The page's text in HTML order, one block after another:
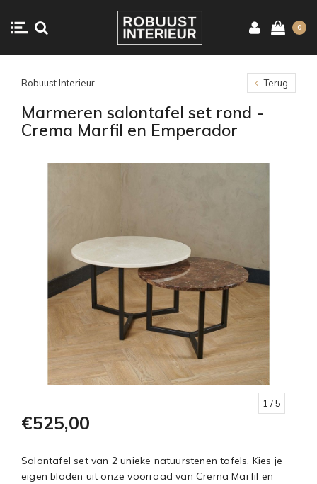
0
Robuust Interieur Terug
Marmeren salontafel set rond -
Crema Marfil en Emperador
1 / 5
€525,00
Salontafel set van 2 unieke natuurstenen tafels. Kies je
eigen bladen uit onze voorraad van Crema Marfil en